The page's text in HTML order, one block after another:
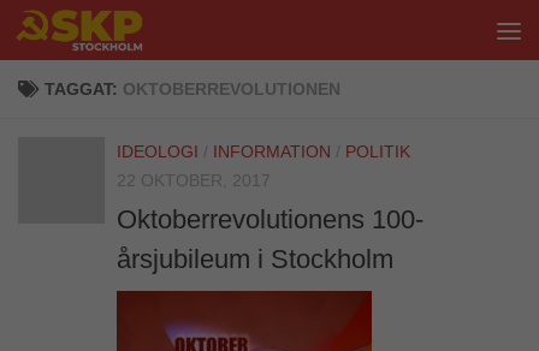
Hoppa till innehåll
TAGGAT: OKTOBERREVOLUTIONEN
IDEOLOGI / INFORMATION / POLITIK
22 OKTOBER, 2017
Oktoberrevolutionens 100-
årsjubileum i Stockholm